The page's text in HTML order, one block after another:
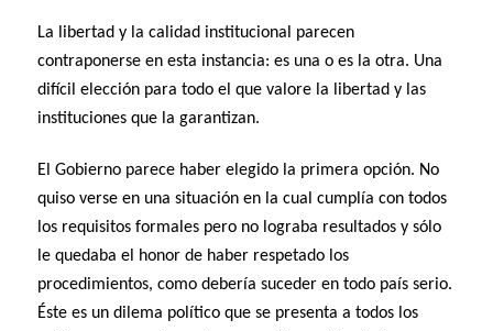
La libertad y la calidad institucional parecen
contraponerse en esta instancia: es una o es la otra. Una
difícil elección para todo el que valore la libertad y las
instituciones que la garantizan.
El Gobierno parece haber elegido la primera opción. No
quiso verse en una situación en la cual cumplía con todos
los requisitos formales pero no lograba resultados y sólo
le quedaba el honor de haber respetado los
procedimientos, como debería suceder en todo país serio.
Éste es un dilema político que se presenta a todos los